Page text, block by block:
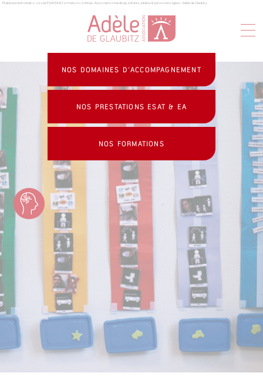
Panneau de gestion des cookies
Établissement médico-social, ESAT, EA & formation continue : Association handicap, enfants, adultes & personnes âgées - Adèle de Glaubitz
NOS DOMAINES D’ACCOMPAGNEMENT
NOS PRESTATIONS ESAT & EA
NOS FORMATIONS